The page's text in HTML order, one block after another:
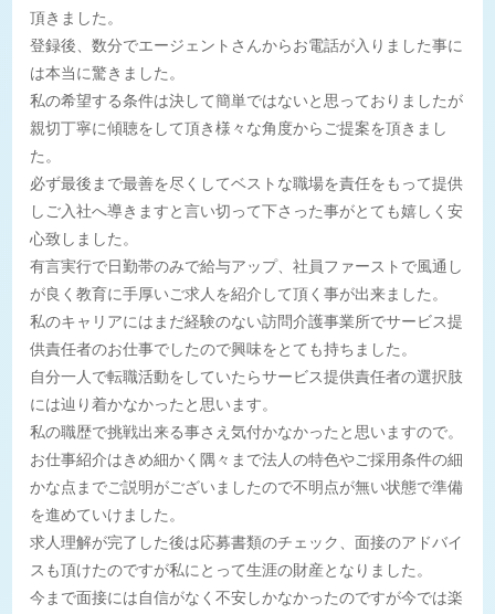
頂きました。
登録後、数分でエージェントさんからお電話が入りました事に
は本当に驚きました。
私の希望する条件は決して簡単ではないと思っておりましたが
親切丁寧に傾聴をして頂き様々な角度からご提案を頂きまし
た。
必ず最後まで最善を尽くしてベストな職場を責任をもって提供
しご入社へ導きますと言い切って下さった事がとても嬉しく安
心致しました。
有言実行で日勤帯のみで給与アップ、社員ファーストで風通し
が良く教育に手厚いご求人を紹介して頂く事が出来ました。
私のキャリアにはまだ経験のない訪問介護事業所でサービス提
供責任者のお仕事でしたので興味をとても持ちました。
自分一人で転職活動をしていたらサービス提供責任者の選択肢
には辿り着かなかったと思います。
私の職歴で挑戦出来る事さえ気付かなかったと思いますので。
お仕事紹介はきめ細かく隅々まで法人の特色やご採用条件の細
かな点までご説明がございましたので不明点が無い状態で準備
を進めていけました。
求人理解が完了した後は応募書類のチェック、面接のアドバイ
スも頂けたのですが私にとって生涯の財産となりました。
今まで面接には自信がなく不安しかなかったのですが今では楽